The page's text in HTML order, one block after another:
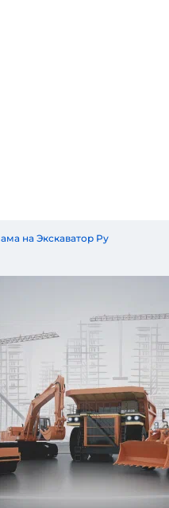
на Экскаватор Ру